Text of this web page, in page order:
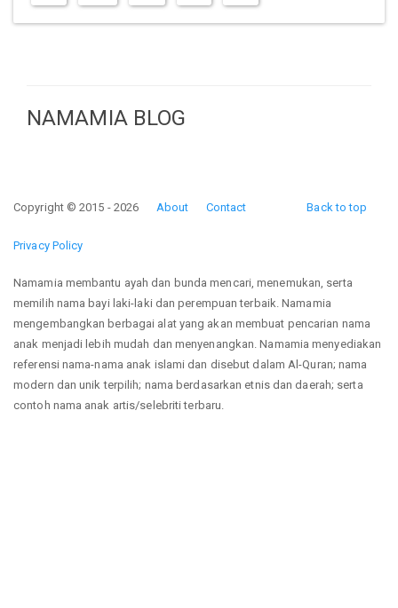
NAMAMIA BLOG
Back to top
Copyright © 2015 - 2026 About Contact
Privacy Policy
Namamia membantu ayah dan bunda mencari, menemukan, serta
memilih nama bayi laki-laki dan perempuan terbaik. Namamia
mengembangkan berbagai alat yang akan membuat pencarian nama
anak menjadi lebih mudah dan menyenangkan. Namamia menyediakan
referensi nama-nama anak islami dan disebut dalam Al-Quran; nama
modern dan unik terpilih; nama berdasarkan etnis dan daerah; serta
contoh nama anak artis/selebriti terbaru.